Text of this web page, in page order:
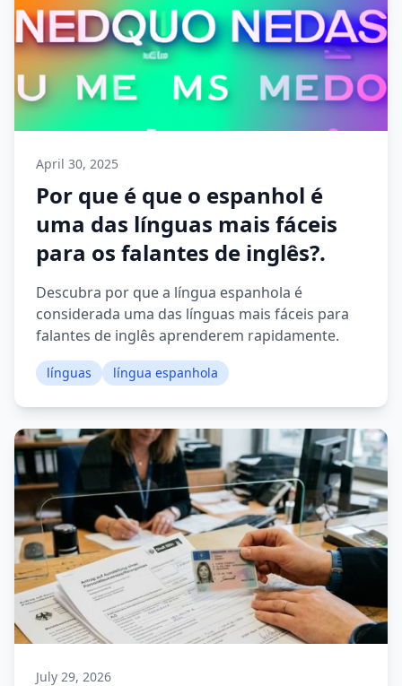
April 30, 2025
Por que é que o espanhol é
uma das línguas mais fáceis
para os falantes de inglês?.
Descubra por que a língua espanhola é
considerada uma das línguas mais fáceis para
falantes de inglês aprenderem rapidamente.
línguas língua espanhola
July 29, 2026